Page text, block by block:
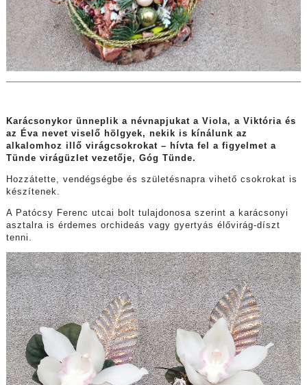
Karácsonykor ünneplik a névnapjukat a Viola, a Viktória és
az Éva nevet viselő hölgyek, nekik is kínálunk az
alkalomhoz illő virágcsokrokat – hívta fel a figyelmet a
Tünde virágüzlet vezetője, Góg Tünde.
Hozzátette, vendégségbe és születésnapra vihető csokrokat is
készítenek.
A Patócsy Ferenc utcai bolt tulajdonosa szerint a karácsonyi
asztalra is érdemes orchideás vagy gyertyás élővirág-díszt
tenni.